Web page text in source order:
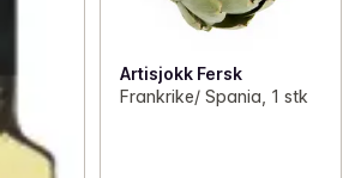
Artisjokk Fersk
Frankrike/ Spania, 1 stk